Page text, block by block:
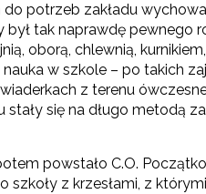
potrzeb zakładu
tak naprawdę pewnego
oborą, chlewnią,
w szkole – po takich
z terenu
się na długo metodą
powstało C.O.
z krzesłami, z